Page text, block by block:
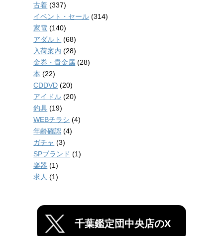
古着 (337)
イベント・セール (314)
家電 (140)
アダルト (68)
入荷案内 (28)
金券・貴金属 (28)
本 (22)
CDDVD (20)
アイドル (20)
釣具 (19)
WEBチラシ (4)
年齢確認 (4)
ガチャ (3)
SPブランド (1)
楽器 (1)
求人 (1)
千葉鑑定団中央店のX